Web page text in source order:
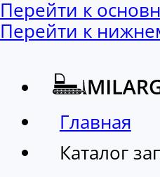
Перейти к
Перейти к
Главная
Каталог